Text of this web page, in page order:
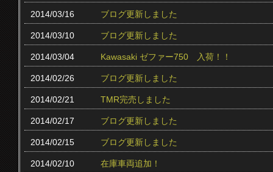
2014/03/16 ブログ更新しました
2014/03/10 ブログ更新しました
2014/03/04 Kawasaki ゼファー750 入荷！！
2014/02/26 ブログ更新しました
2014/02/21 TMR完売しました
2014/02/17 ブログ更新しました
2014/02/15 ブログ更新しました
2014/02/10 在庫車両追加！